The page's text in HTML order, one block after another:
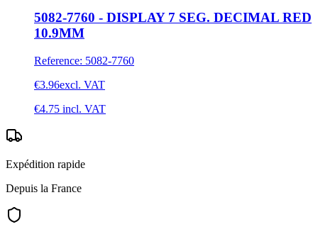
5082-7760 - DISPLAY 7 SEG. DECIMAL RED
10.9MM
Reference: 5082-7760
€3.96excl. VAT
€4.75 incl. VAT
Expédition rapide
Depuis la France